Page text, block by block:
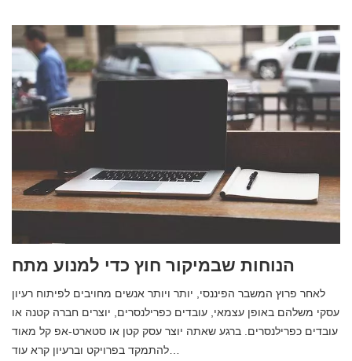
הנוחות שבמיקור חוץ כדי למנוע מתח
לאחר פרוץ המשבר הפיננסי, יותר ויותר אנשים מחויבים לפיתוח רעיון
עסקי משלהם באופן עצמאי, עובדים כפרילנסרים, יוצרים חברה קטנה או
עובדים כפרילנסרים. ברגע שאתה יוצר עסק קטן או סטארט-אפ קל מאוד